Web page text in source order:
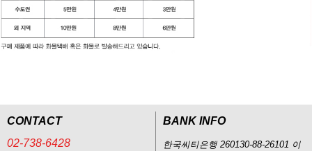
CONTACT
02-738-6428
BANK INFO
한국씨티은행 260130-88-26101 이